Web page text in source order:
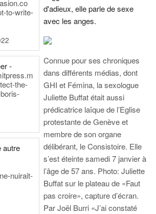
to-write-
-
the-
autre
nuirait-
d'adieux, elle parle de sexe
avec les anges.
Connue pour ses chroniques
dans différents médias, dont
GHI et Fémina, la sexologue
Juliette Buffat était aussi
prédicatrice laïque de l’Eglise
protestante de Genève et
membre de son organe
délibérant, le Consistoire. Elle
s’est éteinte samedi 7 janvier à
l’âge de 57 ans. Photo: Juliette
Buffat sur le plateau de «Faut
pas croire», capture d’écran.
Par Joël Burri «J’ai constaté